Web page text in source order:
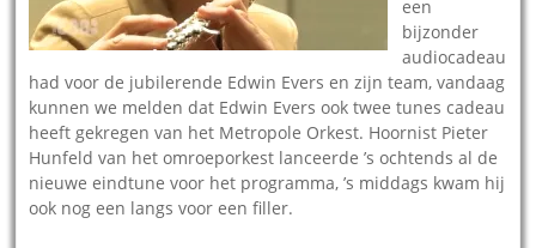
een
bijzonder
audiocadeau
had voor de jubilerende Edwin Evers en zijn team, vandaag
kunnen we melden dat Edwin Evers ook twee tunes cadeau
heeft gekregen van het Metropole Orkest. Hoornist Pieter
Hunfeld van het omroeporkest lanceerde ’s ochtends al de
nieuwe eindtune voor het programma, ’s middags kwam hij
ook nog een langs voor een filler.